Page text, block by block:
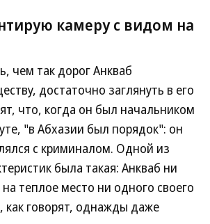
камеру с видом на
чем так дорог Анкваб
достаточно заглянуть в его
что, когда он был начальником
"в Абхазии был порядок": он
с криминалом. Одной из
была такая: Анкваб ни
на теплое место ни одного своего
как говорят, однажды даже